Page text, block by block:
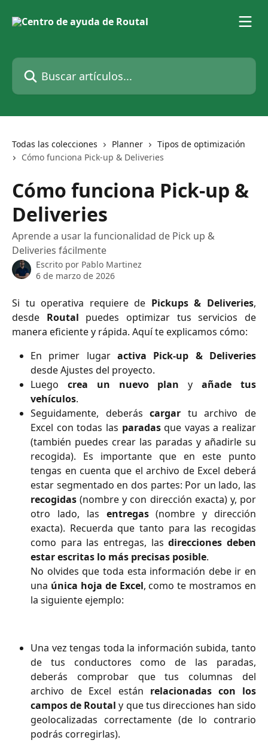
Buscar artículos...
Todas las colecciones Planner
Tipos de optimización
Cómo funciona Pick-up & Deliveries
Cómo funciona Pick-up &
Deliveries
Aprende a usar la funcionalidad de Pick up &
Deliveries fácilmente
Escrito por Pablo Martinez
6 de marzo de 2026
Si tu operativa requiere de Pickups & Deliveries,
desde Routal puedes optimizar tus servicios de
manera eficiente y rápida. Aquí te explicamos cómo:
En primer lugar activa Pick-up & Deliveries
desde Ajustes del proyecto.
Luego crea un nuevo planyañade tus
vehículos.
Seguidamente, deberáscargar tu archivo de
Excel con todas las paradasque vayas a realizar
(también puedes crear las paradas y añadirle su
recogida). Es importante que en este punto
tengas en cuenta que el archivo de Excel deberá
estar segmentado en dos partes: Por un lado, las
recogidas (nombre y con dirección exacta) y, por
otro lado, las entregas(nombre y dirección
exacta). Recuerda que tanto para las recogidas
como para las entregas, lasdirecciones deben
estar escritas lo más precisas posible.
No olvides que toda esta información debe ir en
una única hoja de Excel, como te mostramos en
la siguiente ejemplo:
Una vez tengas toda la información subida, tanto
de tus conductores como de las paradas,
deberás comprobar que tus columnas del
archivo de Excel están relacionadas con los
campos de Routaly que tus direcciones han sido
geolocalizadas correctamente (de lo contrario
podrás corregirlas).